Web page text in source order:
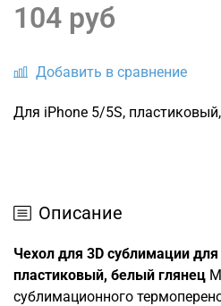
Добавить в сравнение
104 руб
Для iPhone 5/5S,
Описание
Чехол для 3D сублимации
пластиковый, белый глянец
сублимационного